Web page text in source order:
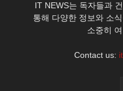
IT NEWS는 독자들과
통해 다양한 정보와 소
소중히
Contact us: